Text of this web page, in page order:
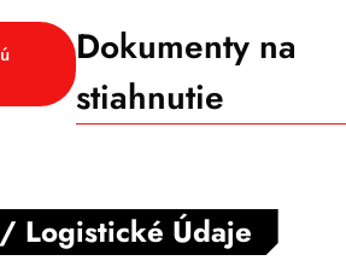
Dokumenty na
stiahnutie
Logistické Údaje